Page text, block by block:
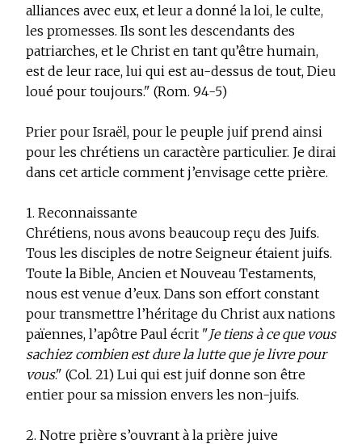
alliances avec eux, et leur a donné la loi, le culte,
les promesses. Ils sont les descendants des
patriarches, et le Christ en tant qu’être humain,
est de leur race, lui qui est au-dessus de tout, Dieu
loué pour toujours." (Rom. 94-5)
Prier pour Israël, pour le peuple juif prend ainsi
pour les chrétiens un caractère particulier. Je dirai
dans cet article comment j’envisage cette prière.
1. Reconnaissante
Chrétiens, nous avons beaucoup reçu des Juifs.
Tous les disciples de notre Seigneur étaient juifs.
Toute la Bible, Ancien et Nouveau Testaments,
nous est venue d’eux. Dans son effort constant
pour transmettre l’héritage du Christ aux nations
païennes, l’apôtre Paul écrit "Je tiens à ce que vous
sachiez combien est dure la lutte que je livre pour
vous." (Col. 21) Lui qui est juif donne son être
entier pour sa mission envers les non-juifs.
2. Notre prière s’ouvrant à la prière juive